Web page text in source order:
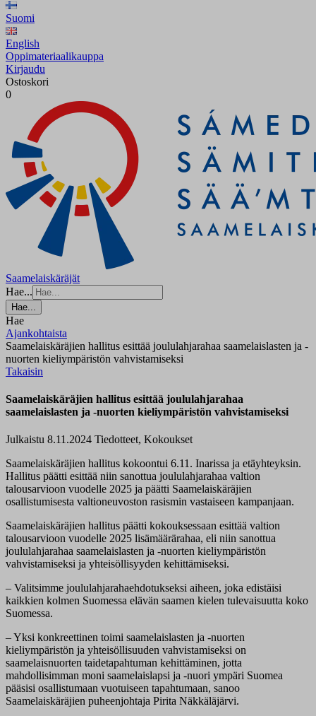
Suomi
English
Oppimateriaalikauppa
Kirjaudu
Ostoskori
0
Saamelaiskäräjät
Hae...
Hae...
Hae
Ajankohtaista
Saamelaiskäräjien hallitus esittää joululahjarahaa saamelaislasten ja -
nuorten kieliympäristön vahvistamiseksi
Takaisin
Saamelaiskäräjien hallitus esittää joululahjarahaa
saamelaislasten ja -nuorten kieliympäristön vahvistamiseksi
Julkaistu 8.11.2024 Tiedotteet, Kokoukset
Saamelaiskäräjien hallitus kokoontui 6.11. Inarissa ja etäyhteyksin.
Hallitus päätti esittää niin sanottua joululahjarahaa valtion
talousarvioon vuodelle 2025 ja päätti Saamelaiskäräjien
osallistumisesta valtioneuvoston rasismin vastaiseen kampanjaan.
Saamelaiskäräjien hallitus päätti kokouksessaan esittää valtion
talousarvioon vuodelle 2025 lisämäärärahaa, eli niin sanottua
joululahjarahaa saamelaislasten ja -nuorten kieliympäristön
vahvistamiseksi ja yhteisöllisyyden kehittämiseksi.
– Valitsimme joululahjarahaehdotukseksi aiheen, joka edistäisi
kaikkien kolmen Suomessa elävän saamen kielen tulevaisuutta koko
Suomessa.
– Yksi konkreettinen toimi saamelaislasten ja -nuorten
kieliympäristön ja yhteisöllisuuden vahvistamiseksi on
saamelaisnuorten taidetapahtuman kehittäminen, jotta
mahdollisimman moni saamelaislapsi ja -nuori ympäri Suomea
pääsisi osallistumaan vuotuiseen tapahtumaan, sanoo
Saamelaiskäräjien puheenjohtaja Pirita Näkkäläjärvi.